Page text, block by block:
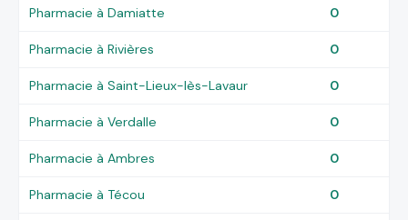
Pharmacie à Damiatte 0
Pharmacie à Rivières 0
Pharmacie à Saint-Lieux-lès-Lavaur 0
Pharmacie à Verdalle 0
Pharmacie à Ambres 0
Pharmacie à Técou 0